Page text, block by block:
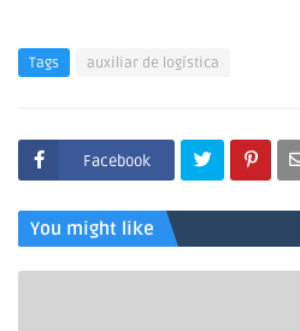
Tags auxiliar de logística
Facebook
You might like